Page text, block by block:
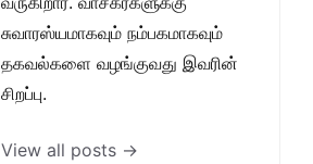
சுவாரஸ்யமாகவும் நம்பகமாகவும்
தகவல்களை வழங்குவது இவரின்
சிறப்பு.
View all posts →